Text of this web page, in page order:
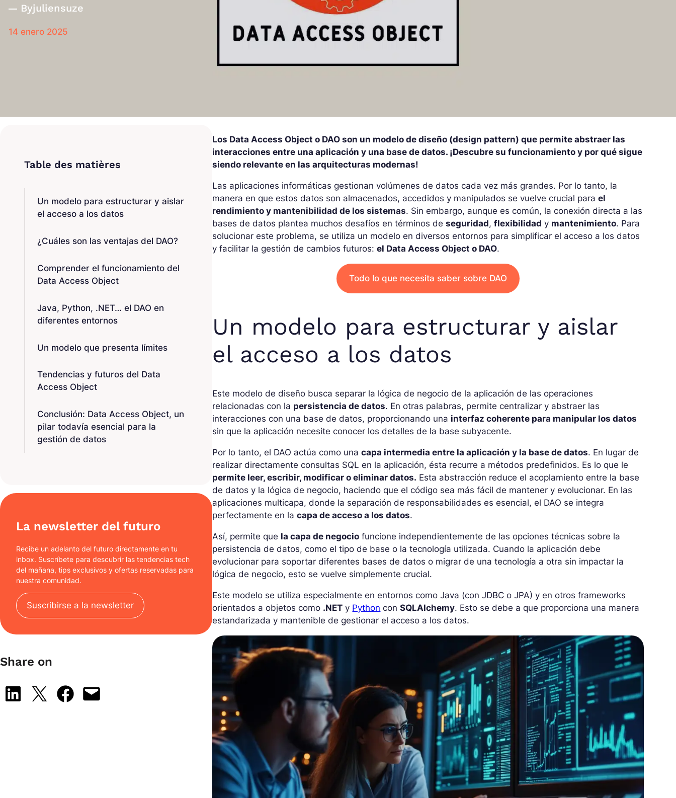
Byjuliensuze
14 enero 2025
Un modelo para estructurar y aislar
el acceso a los datos
¿Cuáles son las ventajas del DAO?
Comprender el funcionamiento del
Data Access Object
Java, Python, .NET… el DAO en
diferentes entornos
Un modelo que presenta límites
Tendencias y futuros del Data
Access Object
Conclusión: Data Access Object, un
pilar todavía esencial para la
gestión de datos
La newsletter del futuro
Recibe un adelanto del futuro directamente en tu
inbox. Suscríbete para descubrir las tendencias tech
del mañana, tips exclusivos y ofertas reservadas para
nuestra comunidad.
Suscribirse a la newsletter
Share on
Share on LinkedIn
Share on X Share on Facebook
Email this Page
Los Data Access Object o DAO son un modelo de diseño (design pattern) que permite abstraer las
interacciones entre una aplicación y una base de datos. ¡Descubre su funcionamiento y por qué sigue
siendo relevante en las arquitecturas modernas!
Las aplicaciones informáticas gestionan volúmenes de datos cada vez más grandes. Por lo tanto, la
manera en que estos datos son almacenados, accedidos y manipulados se vuelve crucial parael
rendimiento y mantenibilidad de los sistemas. Sin embargo, aunque es común, la conexión directa a las
bases de datos plantea muchos desafíos en términos deseguridad,flexibilidad y mantenimiento. Para
solucionar este problema, se utiliza un modelo en diversos entornos para simplificar el acceso a los datos
y facilitar la gestión de cambios futuros:el Data Access Object o DAO.
Todo lo que necesita saber sobre DAO
Un modelo para estructurar y aislar
el acceso a los datos
Este modelo de diseño busca separar la lógica de negocio de la aplicación de las operaciones
relacionadas con la persistencia de datos. En otras palabras, permite centralizar y abstraer las
interacciones con una base de datos, proporcionando una interfaz coherente para manipular los datos
sin que la aplicación necesite conocer los detalles de la base subyacente.
Por lo tanto, el DAO actúa como unacapa intermedia entre la aplicación y la base de datos. En lugar de
realizar directamente consultas SQL en la aplicación, ésta recurre a métodos predefinidos. Es lo que le
permite leer, escribir, modificar o eliminar datos. Esta abstracción reduce el acoplamiento entre la base
de datos y la lógica de negocio, haciendo que el código sea más fácil de mantener y evolucionar. En las
aplicaciones multicapa, donde la separación de responsabilidades es esencial, el DAO se integra
perfectamente en lacapa de acceso a los datos.
Así, permite que la capa de negocio funcione independientemente de las opciones técnicas sobre la
persistencia de datos, como el tipo de base o la tecnología utilizada. Cuando la aplicación debe
evolucionar para soportar diferentes bases de datos o migrar de una tecnología a otra sin impactar la
lógica de negocio, esto se vuelve simplemente crucial.
Este modelo se utiliza especialmente en entornos como Java (con JDBC o JPA) y en otros frameworks
orientados a objetos como .NET y Python conSQLAlchemy. Esto se debe a que proporciona una manera
estandarizada y mantenible de gestionar el acceso a los datos.